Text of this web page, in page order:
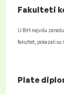
Fakulteti
U BiH najvišu
fakultet, pokazali su
Plate